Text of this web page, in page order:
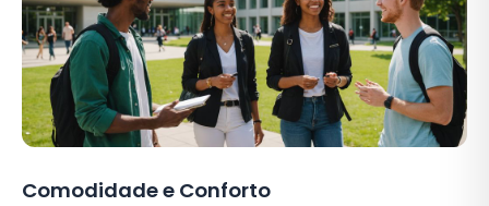
Comodidade e Conforto